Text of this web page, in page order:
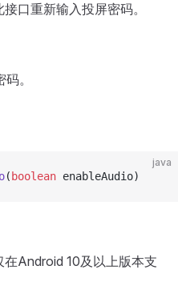
口重新输入投屏密码。
。
java
( boolean enableAudio)
Android 10及以上版本支